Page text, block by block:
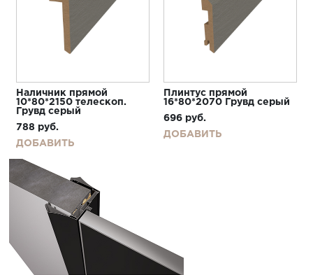
Наличник прямой
10*80*2150 телескоп.
Грувд серый
788 руб.
ДОБАВИТЬ
Плинтус прямой
16*80*2070 Грувд серый
696 руб.
ДОБАВИТЬ